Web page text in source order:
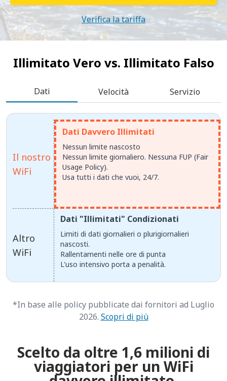
Verifica la tariffa
Illimitato Vero vs. Illimitato Falso
Dati Velocità Servizio
Il nostro
WiFi
Altro
WiFi
Dati Davvero Illimitati
Nessun limite nascosto
Nessun limite giornaliero. Nessuna FUP (Fair
Usage Policy).
Usa tutti i dati che vuoi, 24/7.
Dati "Illimitati" Condizionati
Limiti di dati giornalieri o plurigiornalieri
nascosti.
Rallentamenti nelle ore di punta
L'uso intensivo porta a penalità.
*In base alle policy pubblicate dai fornitori ad Luglio
2026. Scopri di più
Scelto da oltre 1,6 milioni di
viaggiatori per un WiFi